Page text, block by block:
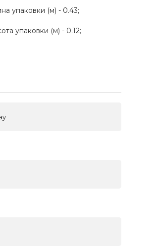
упаковки (м) - 0.43;
упаковки (м) - 0.12;